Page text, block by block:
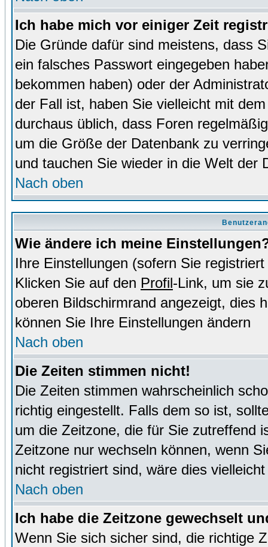
Ich habe mich vor einiger Zeit
Die Gründe dafür sind meistens, dass
ein falsches Passwort eingegeben
bekommen haben) oder der
der Fall ist, haben Sie vielleicht mit
durchaus üblich, dass Foren
um die Größe der Datenbank zu
und tauchen Sie wieder in die Welt der
Nach oben
Wie ändere ich meine
Ihre Einstellungen (sofern Sie
Klicken Sie auf den Profil-Link, um sie
oberen Bildschirmrand angezeigt, dies
können Sie Ihre Einstellungen ändern
Nach oben
Die Zeiten stimmen nicht!
Die Zeiten stimmen wahrscheinlich
richtig eingestellt. Falls dem so ist,
um die Zeitzone, die für Sie zutreffend
Zeitzone nur wechseln können, wenn
nicht registriert sind, wäre dies
Nach oben
Ich habe die Zeitzone gewechselt
Wenn Sie sich sicher sind, die richtige